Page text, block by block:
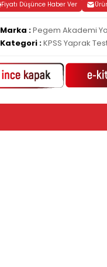
Fiyatı Düşünce Haber Ver
Marka :Pegem Akademi
Kategori :KPSS Yaprak